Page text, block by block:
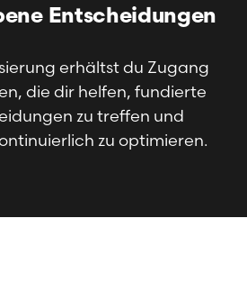
Entscheidungen
erhältst du Zugang
die dir helfen, fundierte
zu treffen und
zu optimieren.